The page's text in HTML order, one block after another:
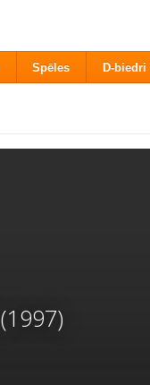
Spēles D-biedri
(1997)